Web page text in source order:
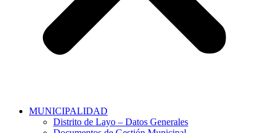
MUNICIPALIDAD
Distrito de Layo – Datos Generales